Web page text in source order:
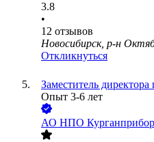
3.8
•
12 отзывов
Новосибирск, р-н
Откликнуться
Заместитель директора
Опыт 3-6 лет
АО НПО Курганприбор